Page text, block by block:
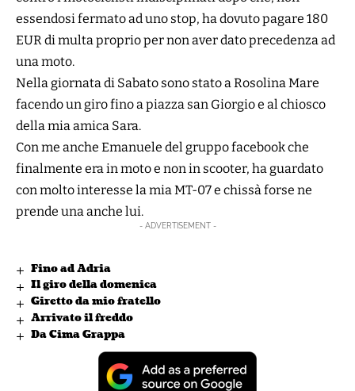
essendosi fermato ad uno stop, ha dovuto pagare 180
EUR di multa proprio per non aver dato precedenza ad
una moto.
Nella giornata di Sabato sono stato a Rosolina Mare
facendo un giro fino a piazza san Giorgioe al chiosco
della mia amica Sara.
Con me anche Emanuele del gruppo facebook che
finalmente era in moto e non in scooter, ha guardato
con molto interesse la mia MT-07 e chissà forse ne
prende una anche lui.
- ADVERTISEMENT -
Fino ad Adria
Il giro della domenica
Giretto da mio fratello
Arrivato il freddo
Da Cima Grappa